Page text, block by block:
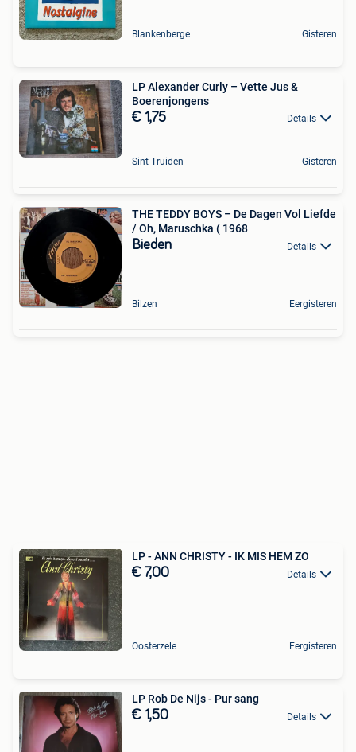
Blankenberge Gisteren
LP Alexander Curly – Vette Jus &
Boerenjongens
€ 1,75 Details
Sint-Truiden Gisteren
THE TEDDY BOYS – De Dagen Vol Liefde
/ Oh, Maruschka ( 1968
Bieden Details
Bilzen Eergisteren
LP - ANN CHRISTY - IK MIS HEM ZO
€ 7,00 Details
Oosterzele Eergisteren
LP Rob De Nijs - Pur sang
€ 1,50 Details